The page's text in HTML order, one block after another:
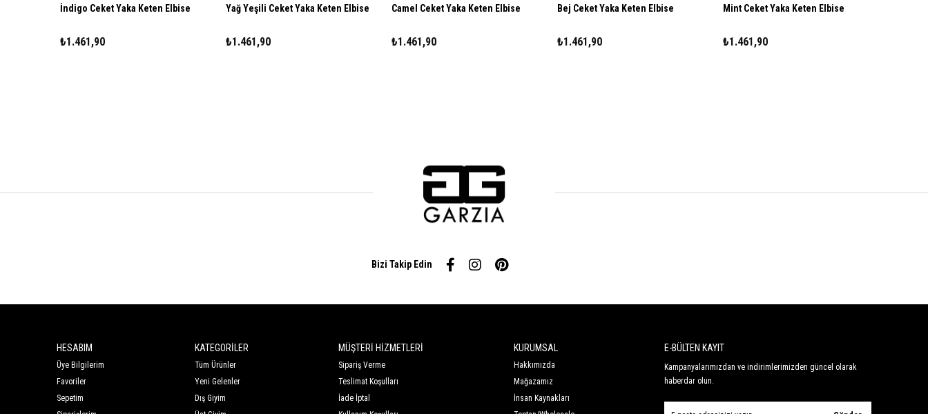
İndigo Ceket Yaka Keten Elbise
₺1.461,90
Yağ Yeşili Ceket Yaka Keten Elbise
₺1.461,90
Camel Ceket Yaka Keten Elbise
₺1.461,90
Bej Ceket Yaka Keten Elbise
₺1.461,90
Mint Ceket Yaka Keten Elbise
₺1.461,90
Bizi Takip Edin
HESABIM
Üye Bilgilerim
Favoriler
Sepetim
KATEGORİLER
Tüm Ürünler
Yeni Gelenler
Dış Giyim
MÜŞTERİ HİZMETLERİ
Sipariş Verme
Teslimat Koşulları
İade İptal
KURUMSAL
Hakkımızda
Mağazamız
İnsan Kaynakları
E-BÜLTEN KAYIT
Kampanyalarımızdan ve indirimlerimizden güncel olarak
haberdar olun.